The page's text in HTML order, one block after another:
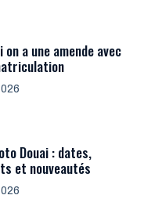
on a une amende avec
Douai : dates,
et nouveautés